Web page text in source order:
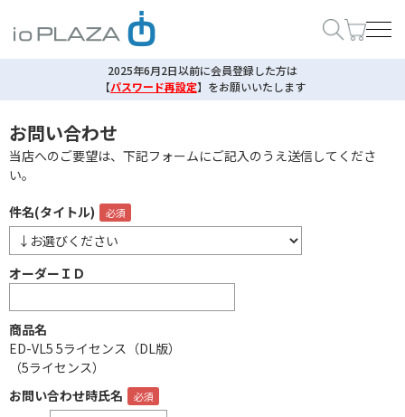
2025年6月2日以前に会員登録した方は
【パスワード再設定】 をお願いいたします
お問い合わせ
当店へのご要望は、下記フォームにご記入のうえ送信してくださ
い。
件名(タイトル)
オーダーＩＤ
商品名
ED-VL5 5ライセンス（DL版）
（5ライセンス）
お問い合わせ時氏名